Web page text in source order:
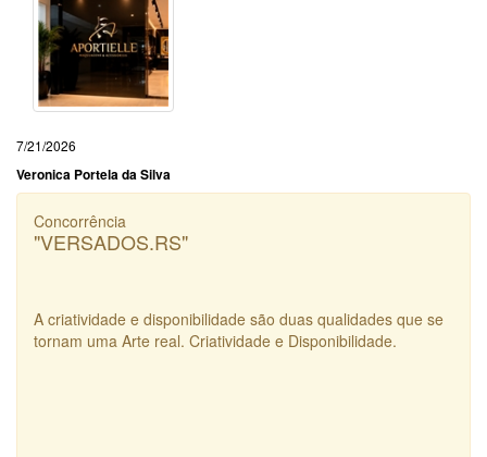
7/21/2026
Veronica Portela da Silva
Concorrência
"VERSADOS.RS"
A criatividade e disponibilidade são duas qualidades que se
tornam uma Arte real. Criatividade e Disponibilidade.